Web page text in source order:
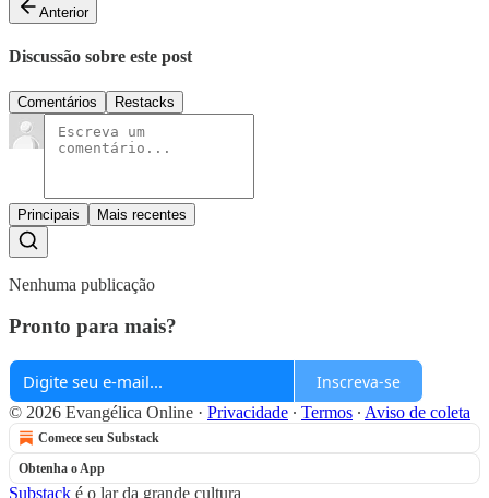
Anterior
Discussão sobre este post
Comentários Restacks
Principais Mais recentes
Nenhuma publicação
Pronto para mais?
Inscreva-se
© 2026 Evangélica Online · Privacidade ∙ Termos ∙ Aviso de coleta
Comece seu Substack
Obtenha o App
Substack é o lar da grande cultura